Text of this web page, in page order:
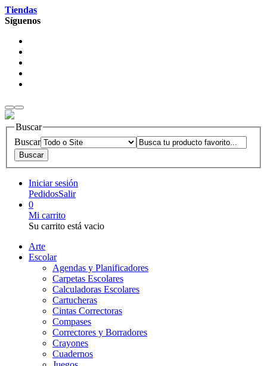
Tiendas
Síguenos
Buscar
Buscar
Iniciar sesión
PedidosSalir
0
Mi carrito
Su carrito está vacio
Arte
Escolar
Agendas y Planificadores
Carpetas Escolares
Calculadoras Escolares
Cartucheras
Cintas Correctoras
Compases
Correctores y Borradores
Crayones
Cuadernos